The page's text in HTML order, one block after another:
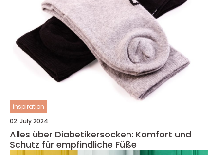
inspiration
02. July 2024
Alles über Diabetikersocken: Komfort und
Schutz für empfindliche Füße